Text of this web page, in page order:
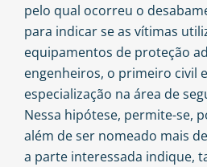
pelo qual ocorreu o
para indicar se as vítimas
equipamentos de proteção
engenheiros, o primeiro civil
especialização na área de
Nessa hipótese, permite-se,
além de ser nomeado mais
a parte interessada indique,